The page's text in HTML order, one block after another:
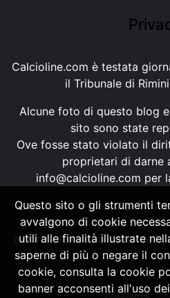
Calcioline.com è testata
il Tribunale di
Alcune foto di questo blog
sito sono state
Ove fosse stato violato il
proprietari di darne
info@calcioline.com per
Ogni testo e foto di
possono essere
autorizzazione, ai sensi della
Questo sito o gli strumenti
avvalgono di cookie
utili alle finalità illustrate
saperne di più o negare il
cookie, consulta la cookie
banner acconsenti all'uso